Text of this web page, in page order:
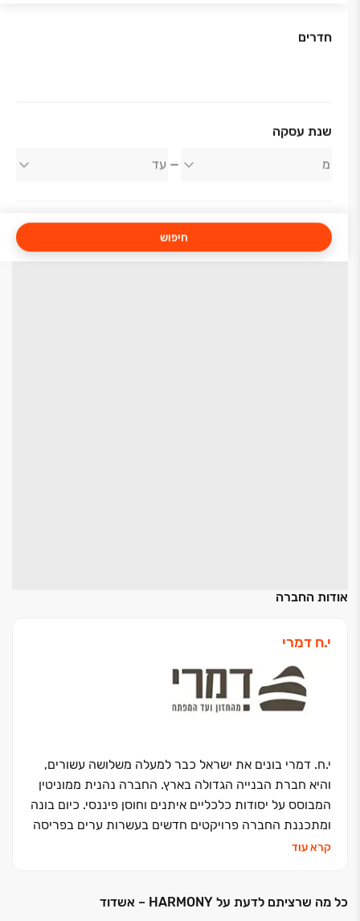
חדרים
שנת עסקה
חיפוש
אודות החברה
י.ח דמרי
י.ח. דמרי בונים את ישראל כבר למעלה משלושה עשורים,
והיא חברת הבנייה הגדולה בארץ. החברה נהנית ממוניטין
המבוסס על יסודות כלכליים איתנים וחוסן פיננסי. כיום בונה
ומתכננת החברה פרויקטים חדשים בעשרות ערים בפריסה
ארצית, בהם עשרות פרויקטים למגורים, מסחר, תעשייה
קרא עוד
כל מה שרציתם לדעת על HARMONY – אשדוד